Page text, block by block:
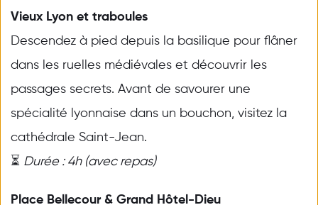
Vieux Lyon et traboules
Descendez à pied depuis la basilique pour flâner
dans les ruelles médiévales et découvrir les
passages secrets. Avant de savourer une
spécialité lyonnaise dans un bouchon, visitez la
cathédrale Saint-Jean.
⏳ Durée : 4h (avec repas)
Place Bellecour & Grand Hôtel-Dieu